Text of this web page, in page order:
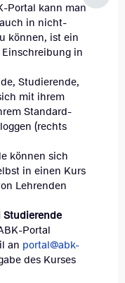
Portal kann man
in nicht-
können, ist ein
in
Studierende,
mit ihrem
Standard-
(rechts
können sich
in einen Kurs
Lehrenden
Studierende
Portal
an portal@abk-
des Kurses